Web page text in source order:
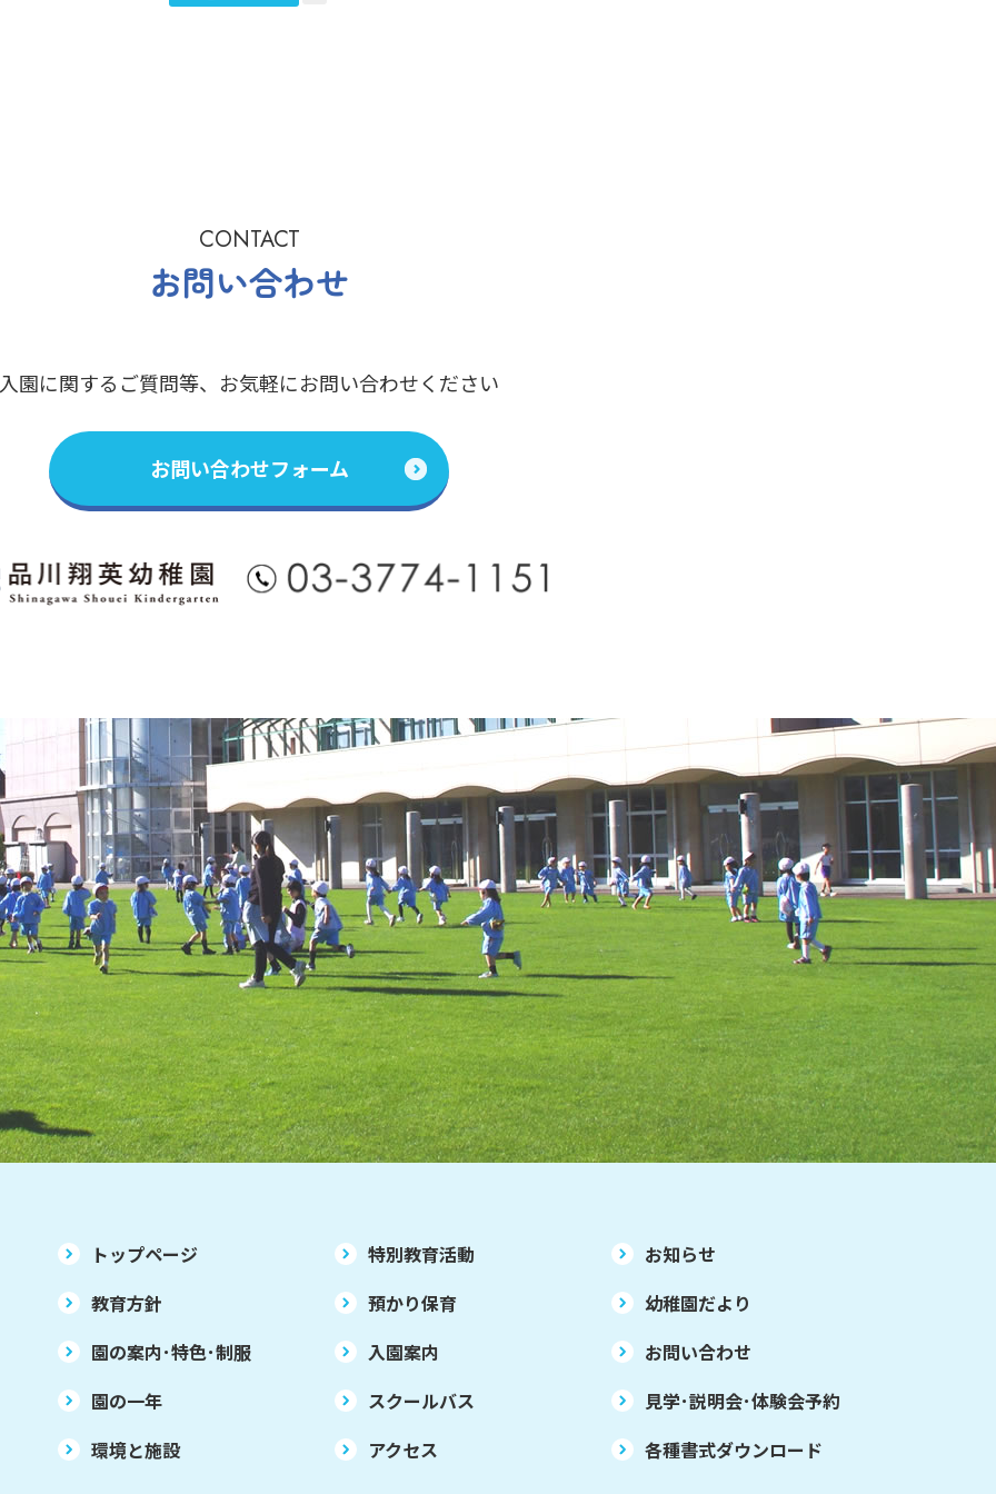
CONTACT
お問い合わせ
入園に関するご質問等、 お気軽にお問い合わせください
お問い合わせフォーム
トップページ
教育方針
園の案内･特色･制服
園の一年
環境と施設
特別教育活動
預かり保育
入園案内
スクールバス
アクセス
お知らせ
幼稚園だより
お問い合わせ
見学･説明会･体験会予約
各種書式ダウンロード